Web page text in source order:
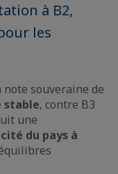
à B2,
les
note souveraine de
stable, contre B3
une
du pays à